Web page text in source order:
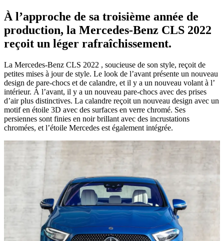
À l’approche de sa troisième année de
production, la Mercedes-Benz CLS 2022
reçoit un léger rafraîchissement.
La Mercedes-Benz CLS 2022 , soucieuse de son style, reçoit de
petites mises à jour de style. Le look de l’avant présente un nouveau
design de pare-chocs et de calandre, et il y a un nouveau volant à l’
intérieur. À l’avant, il y a un nouveau pare-chocs avec des prises
d’air plus distinctives. La calandre reçoit un nouveau design avec un
motif en étoile 3D avec des surfaces en verre chromé. Ses
persiennes sont finies en noir brillant avec des incrustations
chromées, et l’étoile Mercedes est également intégrée.